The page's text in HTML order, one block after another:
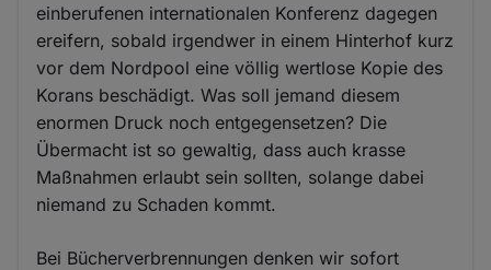
einberufenen internationalen Konferenz dagegen
ereifern, sobald irgendwer in einem Hinterhof kurz
vor dem Nordpool eine völlig wertlose Kopie des
Korans beschädigt. Was soll jemand diesem
enormen Druck noch entgegensetzen? Die
Übermacht ist so gewaltig, dass auch krasse
Maßnahmen erlaubt sein sollten, solange dabei
niemand zu Schaden kommt.
Bei Bücherverbrennungen denken wir sofort